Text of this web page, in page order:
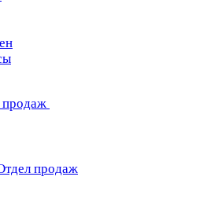
продаж
продаж